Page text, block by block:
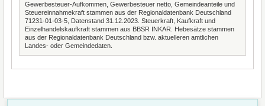
Gewerbesteuer-Aufkommen, Gewerbesteuer netto, Gemeindeanteile und
Steuereinnahmekraft stammen aus der Regionaldatenbank Deutschland
71231-01-03-5, Datenstand 31.12.2023. Steuerkraft, Kaufkraft und
Einzelhandelskaufkraft stammen aus BBSR INKAR. Hebesätze stammen
aus der Regionaldatenbank Deutschland bzw. aktuelleren amtlichen
Landes- oder Gemeindedaten.